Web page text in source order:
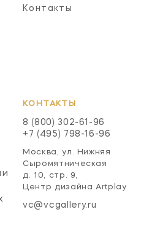
Контакты
КОНТАКТЫ
8 (800) 302-61-96
+7 (495) 798-16-96
Москва, ул. Нижняя
Сыромятническая
д. 10, стр. 9,
Центр дизайна Artplay
vc@vcgallery.ru